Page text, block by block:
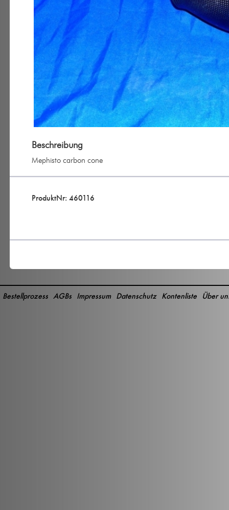
Beschreibung
Mephisto carbon cone
ProduktNr: 460116
Über
Kontenliste
Datenschutz
Impressum
AGBs
Bestellprozess